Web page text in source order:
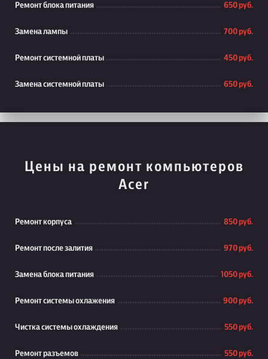
Ремонт блока питания 650 руб.
Замена лампы 700 руб.
Ремонт системной платы 450 руб.
Замена системной платы 650 руб.
Цены на ремонт компьютеров
Acer
Ремонт корпуса 850 руб.
Ремонт после залития 970 руб.
Замена блока питания 1050 руб.
Ремонт системы охлажения 900 руб.
Чистка системы охлаждения 550 руб.
Ремонт разъемов 550 руб.